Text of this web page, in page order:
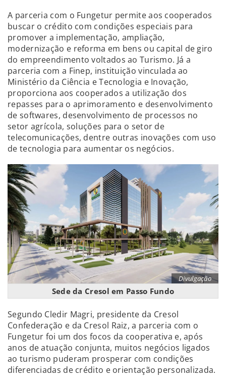
A parceria com o Fungetur permite aos cooperados
buscar o crédito com condições especiais para
promover a implementação, ampliação,
modernização e reforma em bens ou capital de giro
do empreendimento voltados ao Turismo. Já a
parceria com a Finep, instituição vinculada ao
Ministério da Ciência e Tecnologia e Inovação,
proporciona aos cooperados a utilização dos
repasses para o aprimoramento e desenvolvimento
de softwares, desenvolvimento de processos no
setor agrícola, soluções para o setor de
telecomunicações, dentre outras inovações com uso
de tecnologia para aumentar os negócios.
Divulgação
Sede da Cresol em Passo Fundo
Segundo Cledir Magri, presidente da Cresol
Confederação e da Cresol Raiz, a parceria com o
Fungetur foi um dos focos da cooperativa e, após
anos de atuação conjunta, muitos negócios ligados
ao turismo puderam prosperar com condições
diferenciadas de crédito e orientação personalizada.